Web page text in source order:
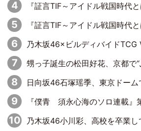
『証言TIF～アイドル戦国時代とはなんだったのか～』第11回：私立恵比寿中学・真山りか×安本彩花「TIFで10年ぶりのキョンシ
『証言TIF～アイドル戦国時代とはなんだったのか～』第10回：さくら学院・武藤彩未×飯田らうら「正直、中3で辞
乃木坂46×ビルディバイドTCG Vol.2公開 賀喜遥香＆田
甥っ子誕生の松田好花、京都で“ふたつの家族”をはしご！ “母”黒谷友
日向坂46石塚瑶季、東京ドームで“観戦バレ”！ ナイツ・塙も認めた「巨人に詳しすぎる
『僕青 須永心海のソロ連載』第18回：「バーゲンセー
乃木坂46小川彩、高校を卒業して初めてのグラビア「大